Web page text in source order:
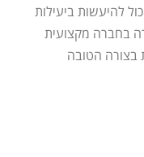
להיעשות ביעילות
בחברה מקצועית
בצורה הטובה